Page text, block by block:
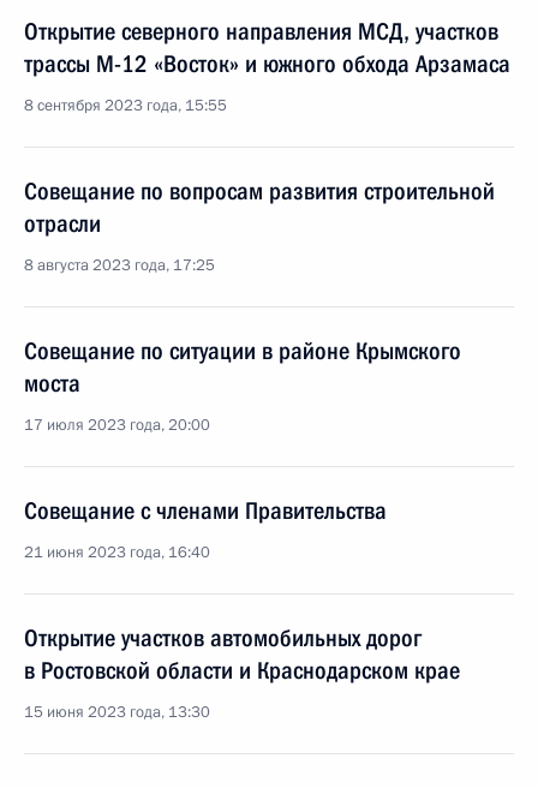
Открытие северного направления МСД, участков
трассы М-12 «Восток» и южного обхода Арзамаса
8 сентября 2023 года, 15:55
Совещание по вопросам развития строительной
отрасли
8 августа 2023 года, 17:25
Совещание по ситуации в районе Крымского
моста
17 июля 2023 года, 20:00
Совещание с членами Правительства
21 июня 2023 года, 16:40
Открытие участков автомобильных дорог
в Ростовской области и Краснодарском крае
15 июня 2023 года, 13:30